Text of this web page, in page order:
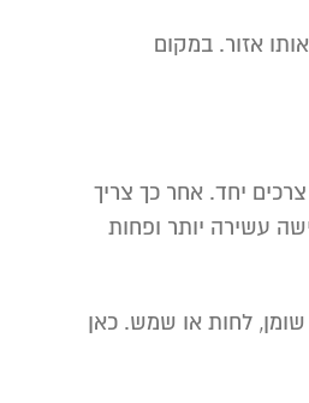
אזור. במקום
יחד. אחר כך צריך
עשירה יותר ופחות
שומן, לחות או שמש. כאן